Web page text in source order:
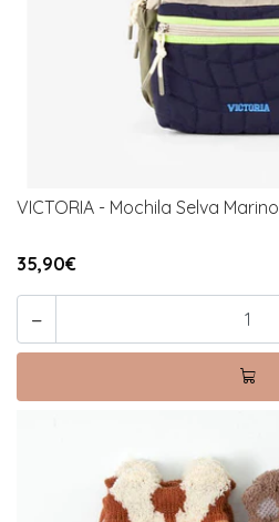
VICTORIA - Mochila Selva Marino
35,90€
-